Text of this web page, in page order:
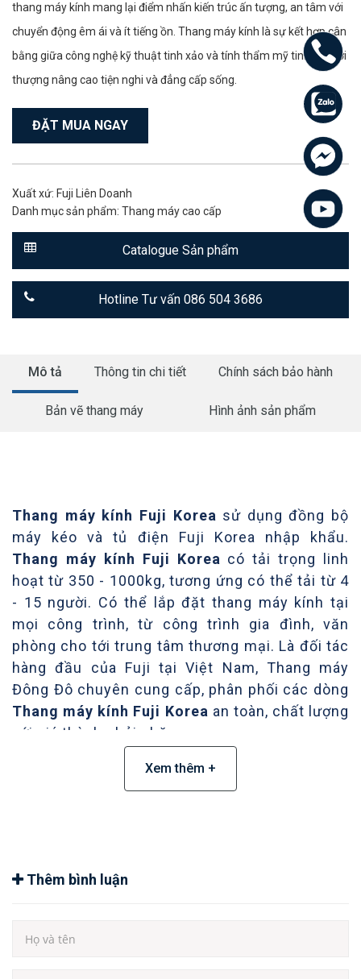
thang máy kính mang lại điểm nhấn kiến trúc ấn tượng, an tâm với
chuyển động êm ái và ít tiếng ồn. Thang máy kính là sự kết hợp cân
bằng giữa công nghệ kỹ thuật tinh xảo và tính thẩm mỹ tinh tế, thời
thượng nâng cao tiện nghi và đẳng cấp sống.
ĐẶT MUA NGAY
Xuất xứ: Fuji Liên Doanh
Danh mục sản phẩm: Thang máy cao cấp
Catalogue Sản phẩm
Hotline Tư vấn 086 504 3686
Mô tả Thông tin chi tiết Chính sách bảo hành
Bản vẽ thang máy Hình ảnh sản phẩm
Thang máy kính Fuji Korea sử dụng đồng bộ
máy kéo và tủ điện Fuji Korea nhập khẩu.
Thang máy kính Fuji Korea có tải trọng linh
hoạt từ 350 - 1000kg, tương ứng có thể tải từ 4
- 15 người. Có thể lắp đặt thang máy kính tại
mọi công trình, từ công trình gia đình, văn
phòng cho tới trung tâm thương mại. Là đối tác
hàng đầu của Fuji tại Việt Nam, Thang máy
Đông Đô chuyên cung cấp, phân phối các dòng
Thang máy kính Fuji Korea an toàn, chất lượng
với giá thành phải chăng.
1. Giới thiệu chung
phải thay đổi từng ngày. Dù cho đã đạt được những
triển, thay đổi cùng những ý tưởng mới. Chúng tôi áp
Xem thêm +
Thêm bình luận